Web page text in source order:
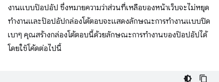
งานแบบป๊อปอัป ซึ่งหมายความว่าส่วนที่เหลือของหน้าเว็บจะไม่หยุด
ทำงานและป๊อปอัปกล่องโต้ตอบจะแสดงลักษณะการทำงานแบบปิด
เบาๆ คุณสร้างกล่องโต้ตอบนี้ด้วยลักษณะการทํางานของป๊อปอัปได้
โดยใช้โค้ดต่อไปนี้